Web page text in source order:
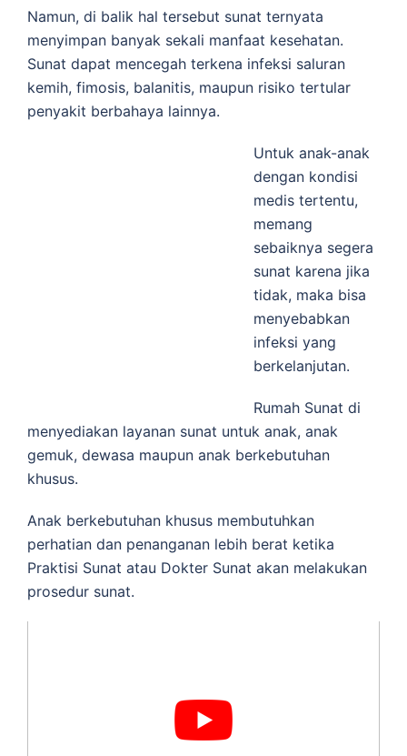
Namun, di balik hal tersebut sunat ternyata
menyimpan banyak sekali manfaat kesehatan.
Sunat dapat mencegah terkena infeksi saluran
kemih, fimosis, balanitis, maupun risiko tertular
penyakit berbahaya lainnya.
Untuk anak-anak
dengan kondisi
medis tertentu,
memang
sebaiknya segera
sunat karena jika
tidak, maka bisa
menyebabkan
infeksi yang
berkelanjutan.
Rumah Sunat di
menyediakan layanan sunat untuk anak, anak
gemuk, dewasa maupun anak berkebutuhan
khusus.
Anak berkebutuhan khusus membutuhkan
perhatian dan penanganan lebih berat ketika
Praktisi Sunat atau Dokter Sunat akan melakukan
prosedur sunat.